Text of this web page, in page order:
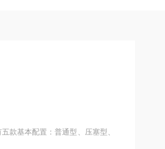
款基本配置：普通型、压塞型、